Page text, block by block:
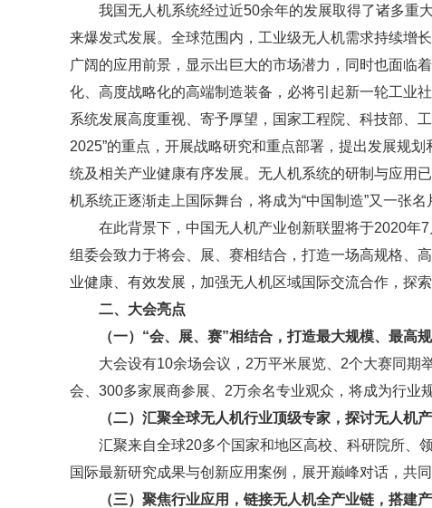
我国无人机系统经过近50余年的发展取得了诸多重
来爆发式发展。全球范围内，工业级无人机需求持续增
广阔的应用前景，显示出巨大的市场潜力，同时也面临
化、高度战略化的高端制造装备，必将引起新一轮工业
系统发展高度重视、寄予厚望，国家工程院、科技部、
2025”的重点，开展战略研究和重点部署，提出发展规
统及相关产业健康有序发展。无人机系统的研制与应用
机系统正逐渐走上国际舞台，将成为“中国制造”又一张名
在此背景下，中国无人机产业创新联盟将于2020年
组委会致力于将会、展、赛相结合，打造一场高规格、
业健康、有效发展，加强无人机区域国际交流合作，探
二、大会亮点
（一）“会、展、赛”相结合，打造最大规模、最高
大会设有10余场会议，2万平米展览、2个大赛同期
会、300多家展商参展、2万余名专业观众，将成为行业
（二）汇聚全球无人机行业顶级专家，探讨无人机
汇聚来自全球20多个国家和地区高校、科研院所、
国际最新研究成果与创新应用案例，展开巅峰对话，共
（三）聚焦行业应用，链接无人机全产业链，搭建